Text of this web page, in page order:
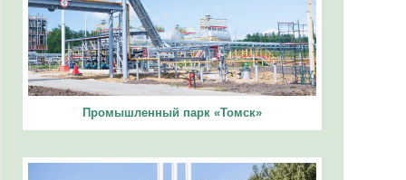
Промышленный парк «Томск»